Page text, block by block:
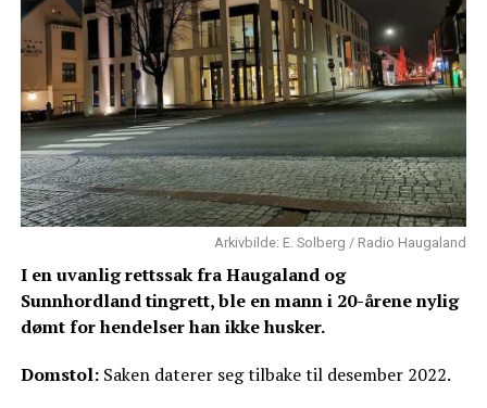
Arkivbilde: E. Solberg / Radio Haugaland
I en uvanlig rettssak fra Haugaland og
Sunnhordland tingrett, ble en mann i 20-årene nylig
dømt for hendelser han ikke husker.
Domstol:Saken daterer seg tilbake til desember 2022.